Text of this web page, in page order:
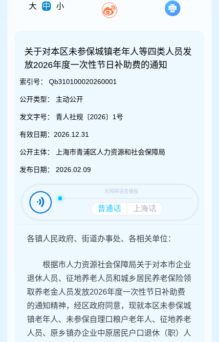
大
中 小
关于对本区未参保城镇老年人等四类人员发
放2026年度一次性节日补助费的通知
索引号： Qb310100020260001
公开类型： 主动公开
发文字号： 青人社规〔2026〕1号
有效日期： 2026.12.31
公开主体： 上海市青浦区人力资源和社会保障局
发布日期： 2026.02.09
各镇人民政府、街道办事处、各相关单位：
根据市人力资源社会保障局关于对本市企业
退休人员、征地养老人员和城乡居民养老保险领
取养老金人员发放2026年度一次性节日补助费
的通知精神，经区政府同意，现就本区未参保城
镇老年人、未参保自理口粮户老年人、征地养老
人员、原乡镇办企业中原居民户口退休（职）人